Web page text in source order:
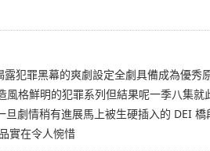
犯罪黑幕的爽劇設定全劇具備成為優秀
格鮮明的犯罪系列但結果呢一季八集
劇情稍有進展馬上被生硬插入的 DEI
實在令人惋惜